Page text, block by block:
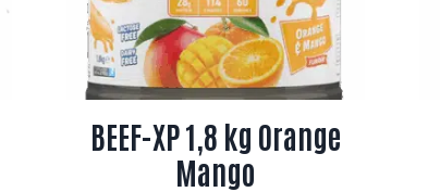
BEEF-XP 1,8 kg Orange
Mango